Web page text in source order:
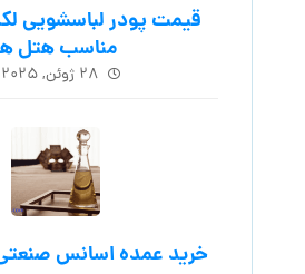
قیمت پودر لباسشویی
مناسب هتل
۲۸ ژوئن, ۲۰۲۵
خرید عمده اسانس